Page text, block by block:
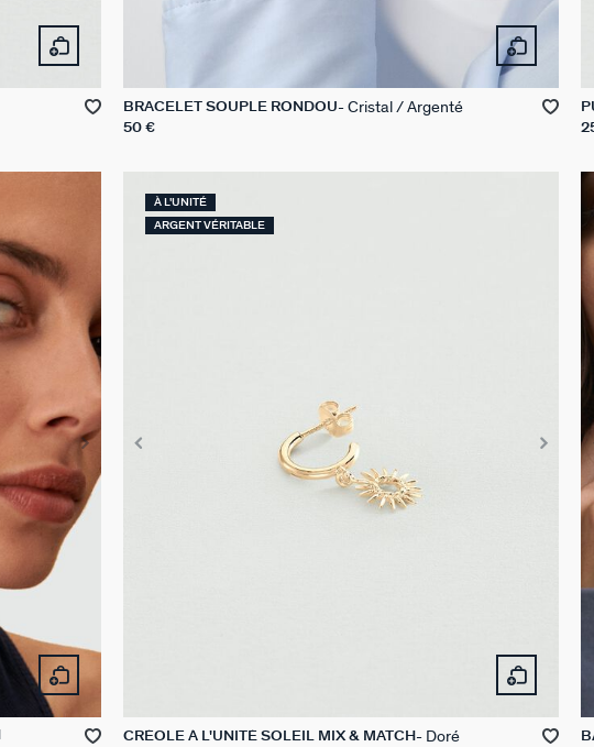
BRACELET SOUPLE RONDOU Cristal / Argenté
50 €
À L'UNITÉ
ARGENT VÉRITABLE
CRÉOLE À L'UNITÉ SOLEIL MIX & MATCH Doré